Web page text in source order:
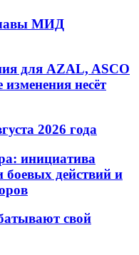
МИД
для AZAL, ASCO
несёт
2026 года
инициатива
действий и
свой